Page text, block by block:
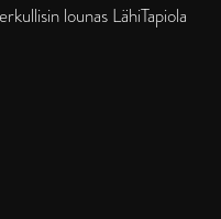
lounas LähiTapiola